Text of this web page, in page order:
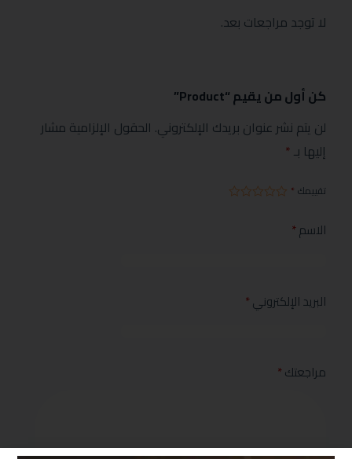
لا توجد مراجعات بعد.
كن أول من يقيم “Product”
لن يتم نشر عنوان بريدك الإلكتروني. الحقول الإلزامية مشار
إليها بـ*
تقييمك *
الاسم*
البريد الإلكتروني*
مراجعتك*